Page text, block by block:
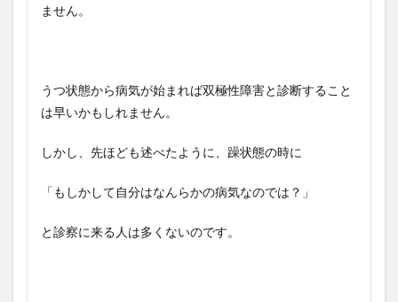
ません。
うつ状態から病気が始まれば双極性障害と診断すること
は早いかもしれません。
しかし、先ほども述べたように、躁状態の時に
「もしかして自分はなんらかの病気なのでは？」
と診察に来る人は多くないのです。